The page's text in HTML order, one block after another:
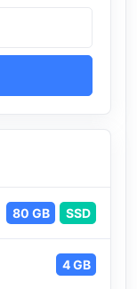
80 GB SSD
4 GB